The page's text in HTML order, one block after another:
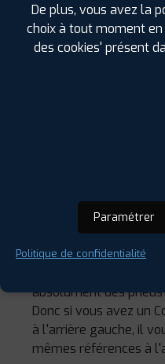
difficiles.
demandé quels sont
devrez acheter de
Enfin, il faut toujours
absolument des
Donc si vous avez un
à l'arrière gauche, il
mêmes références à
De plus, vous avez la
choix à tout moment
des cookies' présent
Paramétrer
Politique de confidentialité